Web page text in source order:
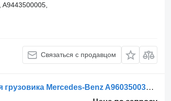
Связаться с продавцом
Реактивная тяга Brat de control A9603500305 для грузовика Mercedes-Benz A9603500305 9603500305